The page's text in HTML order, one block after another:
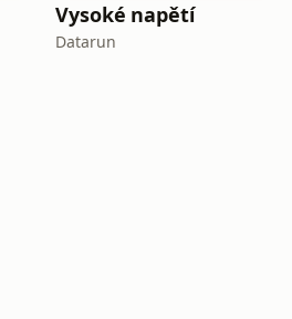
Vysoké napětí
Datarun